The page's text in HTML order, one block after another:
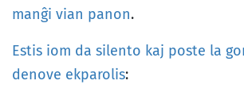
manĝi vian panon.
Estis iom da silento kaj poste la
denove ekparolis: